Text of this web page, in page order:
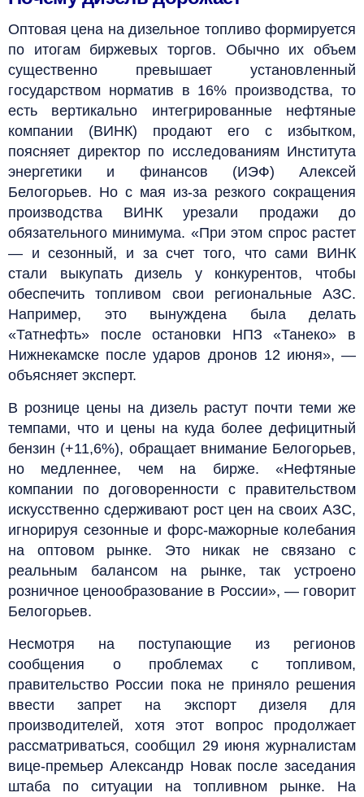
Оптовая цена на дизельное топливо формируется
по итогам биржевых торгов. Обычно их объем
существенно превышает установленный
государством норматив в 16% производства, то
есть вертикально интегрированные нефтяные
компании (ВИНК) продают его с избытком,
поясняет директор по исследованиям Института
энергетики и финансов (ИЭФ) Алексей
Белогорьев. Но с мая из-за резкого сокращения
производства ВИНК урезали продажи до
обязательного минимума. «При этом спрос растет
— и сезонный, и за счет того, что сами ВИНК
стали выкупать дизель у конкурентов, чтобы
обеспечить топливом свои региональные АЗС.
Например, это вынуждена была делать
«Татнефть» после остановки НПЗ «Танеко» в
Нижнекамске после ударов дронов 12 июня», —
объясняет эксперт.
В рознице цены на дизель растут почти теми же
темпами, что и цены на куда более дефицитный
бензин (+11,6%), обращает внимание Белогорьев,
но медленнее, чем на бирже. «Нефтяные
компании по договоренности с правительством
искусственно сдерживают рост цен на своих АЗС,
игнорируя сезонные и форс-мажорные колебания
на оптовом рынке. Это никак не связано с
реальным балансом на рынке, так устроено
розничное ценообразование в России», — говорит
Белогорьев.
Несмотря на поступающие из регионов
сообщения о проблемах с топливом,
правительство России пока не приняло решения
ввести запрет на экспорт дизеля для
производителей, хотя этот вопрос продолжает
рассматриваться, сообщил 29 июня журналистам
вице-премьер Александр Новак после заседания
штаба по ситуации на топливном рынке. На